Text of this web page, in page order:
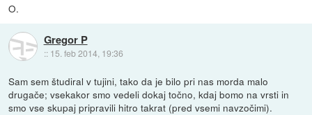
O.
Gregor P
:: 15. feb 2014, 19:36
Sam sem študiral v tujini, tako da je bilo pri nas morda malo
drugače; vsekakor smo vedeli dokaj točno, kdaj bomo na vrsti in
smo vse skupaj pripravili hitro takrat (pred vsemi navzočimi).